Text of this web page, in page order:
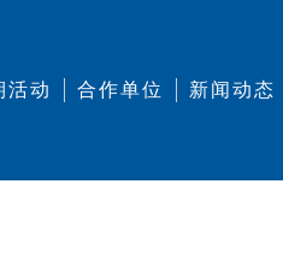
活动 合作单位 新闻动态